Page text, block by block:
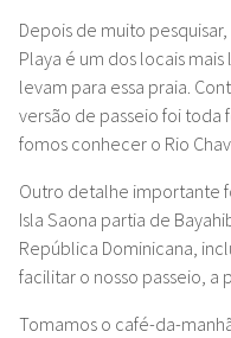
Depois de muito
Playa é um dos locais mais
levam para essa praia.
versão de passeio foi toda
fomos conhecer o Rio
Outro detalhe importante
Isla Saona partia de
República Dominicana,
facilitar o nosso passeio, a
Tomamos o café-da-